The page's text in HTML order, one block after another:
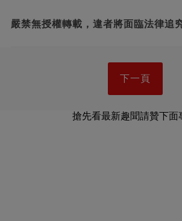
嚴禁無授權轉載，違者將面臨法律追究
下一頁
搶先看最新趣聞請贊下面